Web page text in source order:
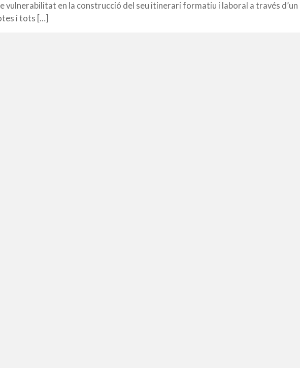
vulnerabilitat en la construcció del seu itinerari formatiu i laboral a través d’un
i tots […]